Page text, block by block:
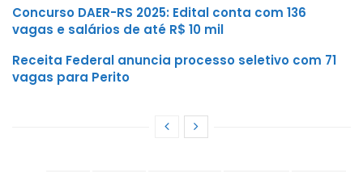
Concurso DAER-RS 2025: Edital conta com 136
vagas e salários de até R$ 10 mil
Receita Federal anuncia processo seletivo com 71
vagas para Perito